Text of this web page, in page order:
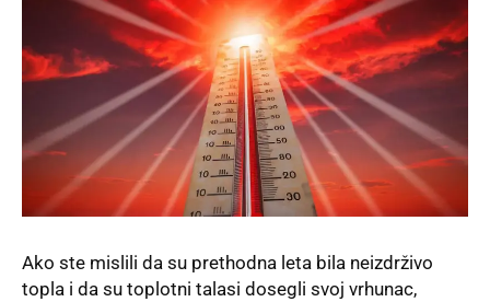
Ako ste mislili da su prethodna leta bila neizdrživo
topla i da su toplotni talasi dosegli svoj vrhunac,